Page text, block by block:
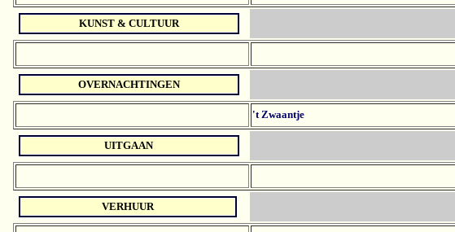
KUNST & CULTUUR
OVERNACHTINGEN
't Zwaantje
UITGAAN
VERHUUR